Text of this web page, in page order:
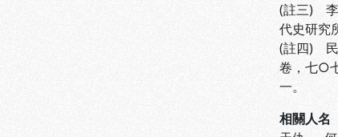
(註三) 李
代史研究
(註四) 民
卷，七○
一。
相關人名